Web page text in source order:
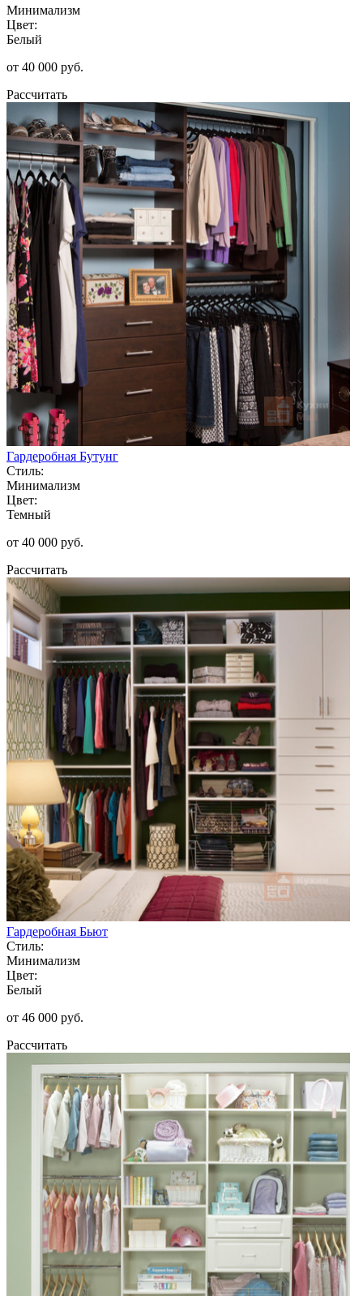
Минимализм
Цвет:
Белый
от 40 000 руб.
Рассчитать
Гардеробная Бутунг
Стиль:
Минимализм
Цвет:
Темный
от 40 000 руб.
Рассчитать
Гардеробная Бьют
Стиль:
Минимализм
Цвет:
Белый
от 46 000 руб.
Рассчитать